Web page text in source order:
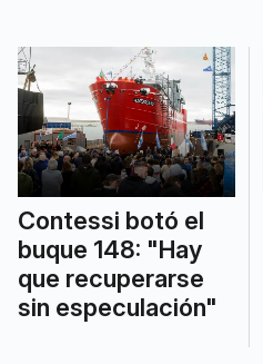
Contessi botó el
buque 148: "Hay
que recuperarse
sin especulación"